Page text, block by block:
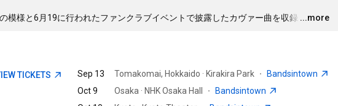
模様と6月19に行われたファンクラブイベントで披露したカヴァー曲を収録 …
...more
TICKETS Sep 13 Tomakomai, Hokkaido · Kirakira Park ·
Bandsintown
Oct 9
Osaka · NHK Osaka Hall ·
Bandsintown